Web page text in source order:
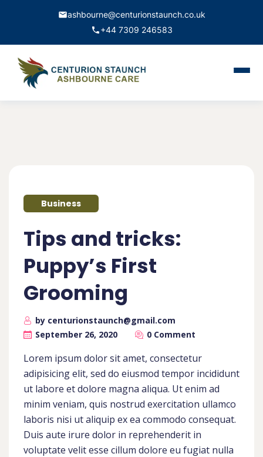
ashbourne@centurionstaunch.co.uk
+44 7309 246583
Business
Tips and tricks:
Puppy’s First
Grooming
by centurionstaunch@gmail.com
September 26, 2020
0 Comment
Lorem ipsum dolor sit amet, consectetur
adipisicing elit, sed do eiusmod tempor incididunt
ut labore et dolore magna aliqua. Ut enim ad
minim veniam, quis nostrud exercitation ullamco
laboris nisi ut aliquip ex ea commodo consequat.
Duis aute irure dolor in reprehenderit in
voluptate velit esse cillum dolore eu fugiat nulla